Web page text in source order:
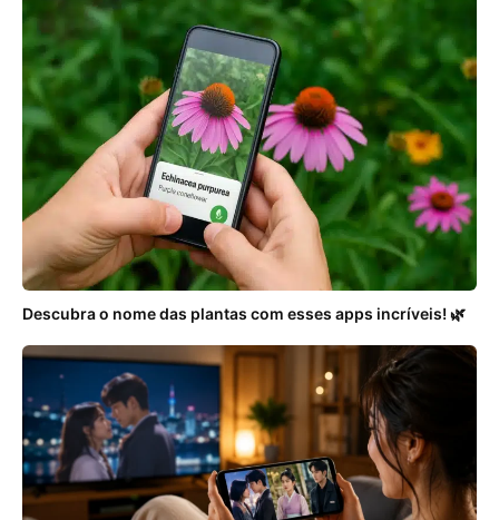
Descubra o nome das plantas com esses apps incríveis! 🌿